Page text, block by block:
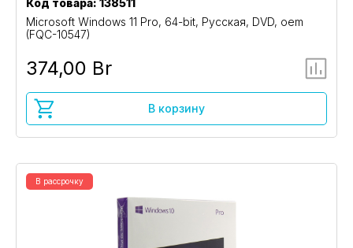
Код товара: 138511
Microsoft Windows 11 Pro, 64-bit, Русская, DVD, oem
(FQC-10547)
374,00 Br
В корзину
В рассрочку